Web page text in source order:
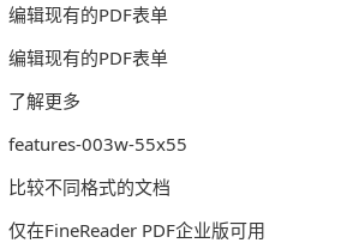
编辑现有的PDF表单
编辑现有的PDF表单
了解更多
features-003w-55x55
比较不同格式的文档
仅在FineReader PDF企业版可用